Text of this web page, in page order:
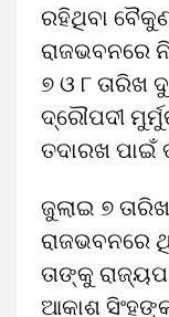
ରହିଥିବା
ରାଜଭବନରେ
୭ ଓ ୮ ତାରିଖ
ଦ୍ରୌପଦୀ
ତଦାରଖ ପାଇଁ
ଜୁଲାଇ ୭
ରାଜଭବନରେ
ତାଙ୍କୁ
ଆକାଶ